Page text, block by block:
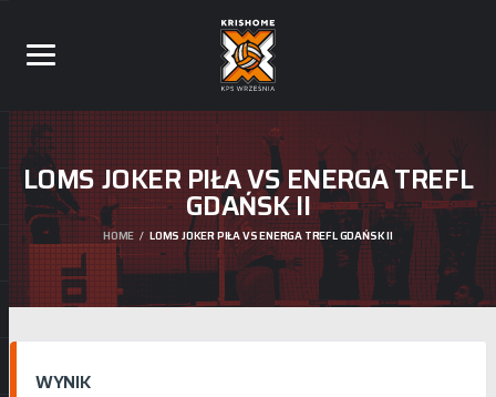
LOMS JOKER PIŁA VS ENERGA TREFL
GDAŃSK II
HOME LOMS JOKER PIŁA VS ENERGA TREFL GDAŃSK II
WYNIK